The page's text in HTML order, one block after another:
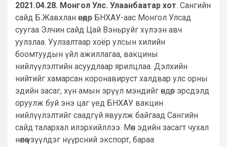
2021.04.28. Монгол Улс. Улаанбаатар хот. Сангийн
сайд Б.Жавхлан өнөөдөр БНХАУ-аас Монгол Улсад
суугаа Элчин сайд Цай Вэньруйг хүлээн авч
уулзлаа. Уулзалтаар хоёр улсын хилийн
боомтуудын үйл ажиллагаа, вакцины
нийлүүлэлтийн асуудлаар ярилцлаа. Дэлхийн
нийтийг хамарсан коронавируст халдвар улс орны
эдийн засаг, хүн амын эрүүл мэндийг өндөр эрсдэлд
оруулж буй энэ цаг үед БНХАУ вакцин
нийлүүлэлтийг саадгүй явуулж байгаад Сангийн
сайд талархал илэрхийллээ. Мөн эдийн засагт чухал
нөлөө үзүүлдэг нүүрсний экспорт, бараа